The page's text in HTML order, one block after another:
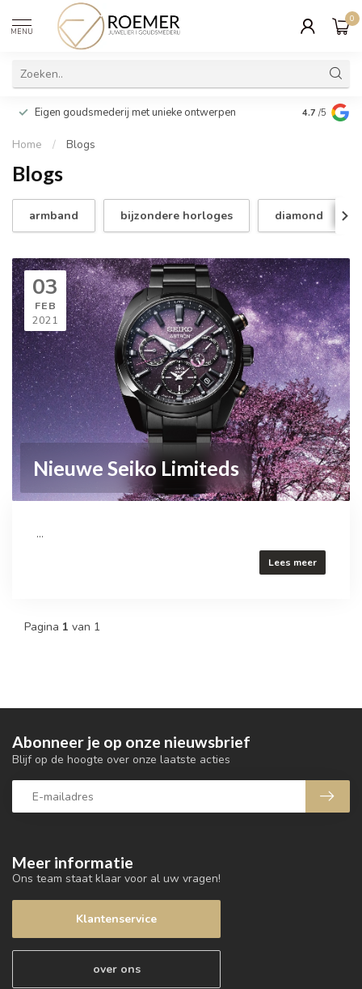
MENU
0
Eigen goudsmederij met unieke ontwerpen Wij
cadeau
4.7 /5
Home / Blogs
Blogs
armband bijzondere horloges diamond
03
FEB
2021
Nieuwe Seiko Limiteds
...
Lees meer
Pagina 1 van 1
Meer informatie
Ons team staat klaar voor al uw vragen!
Klantenservice
over ons
Abonneer je op onze nieuwsbrief
Blijf op de hoogte over onze laatste acties